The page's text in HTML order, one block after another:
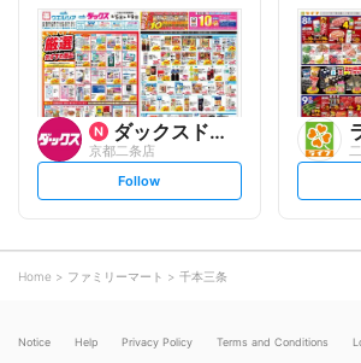
l
o
w
ダックスドラッグ
京都二条店
s
l
o
Follow
Home ファミリーマート 千本三条
Notice Help Privacy Policy Terms and Conditions